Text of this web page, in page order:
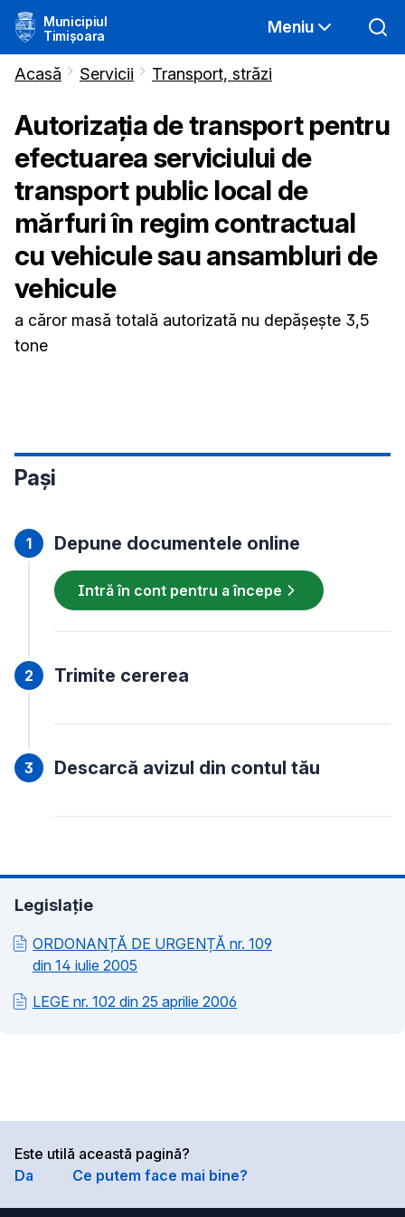
Municipiul
Timișoara
Meniu
Acasă Servicii Transport, străzi
Autorizația de transport pentru
efectuarea serviciului de
transport public local de
mărfuri în regim contractual
cu vehicule sau ansambluri de
vehicule
a căror masă totală autorizată nu depășește 3,5
tone
Pași
Depune documentele online
Intră în cont pentru a începe
Trimite cererea
Descarcă avizul din contul tău
Legislație
ORDONANȚĂ DE URGENȚĂ nr. 109
din 14 iulie 2005
LEGE nr. 102 din 25 aprilie 2006
Este utilă această pagină?
Da
Ce putem face mai bine?